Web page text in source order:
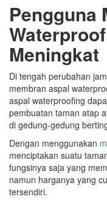
Pengguna
Meningkat
Di tengah perubahan
membran aspal
aspal waterproofing
pembuatan taman atap
di gedung-gedung
Dengan menggunakan
menciptakan suatu
fungsinya saja yang
namun harganya yang
tersendiri.